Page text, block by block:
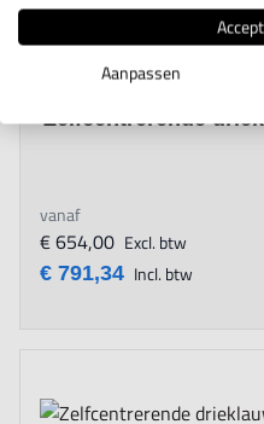
Zelfcentrerende
vanaf
€ 791,34 Incl. btw
€ 654,00 Excl. btw
Aanpassen